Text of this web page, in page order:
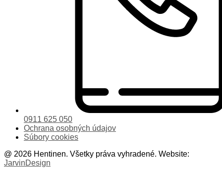
0911 625 050
Ochrana osobných údajov
Súbory cookies
@ 2026 Hentinen. Všetky práva vyhradené. Website:
JarvinDesign